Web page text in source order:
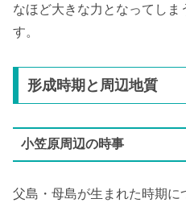
なほど大きな力となってし
す。
形成時期と周辺地質
小笠原周辺の時事
父島・母島が生まれた時期に